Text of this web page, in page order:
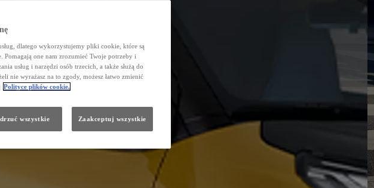
dlatego wykorzystujemy pliki cookie, które są
one nam zrozumieć Twoje potrzeby i
usług i narzędzi osób trzecich, a także służą do
nie wyrażasz na to zgody, możesz łatwo zmienić
Polityce plików cookie.
wszystkie Zaakceptuj wszystkie